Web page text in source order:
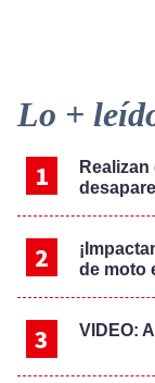
Primary
Sidebar
Lo +
de moto
VIDEO: